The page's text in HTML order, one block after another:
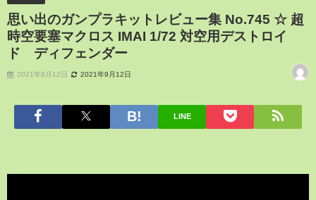
思い出のガンプラキットレビュー集 No.745 ☆ 超
時空要塞マクロス IMAI 1/72 対空用デストロイ
ド ディフェンダー
2021年9月12日 2021年9月12日
LINE